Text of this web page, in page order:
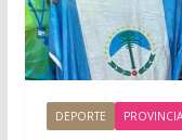
DEPORTE